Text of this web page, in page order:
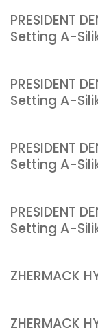
PRESIDENT
Setting A-
PRESIDENT
Setting A-
PRESIDENT
Setting A-
PRESIDENT
Setting A-
ZHERMACK
ZHERMACK